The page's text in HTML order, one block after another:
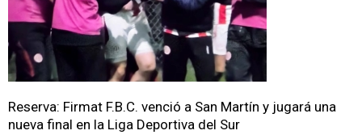
Reserva: Firmat F.B.C. venció a San Martín y jugará una
nueva final en la Liga Deportiva del Sur